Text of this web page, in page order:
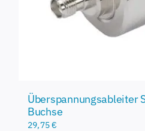
Überspannungsableiter
Buchse
29,75€